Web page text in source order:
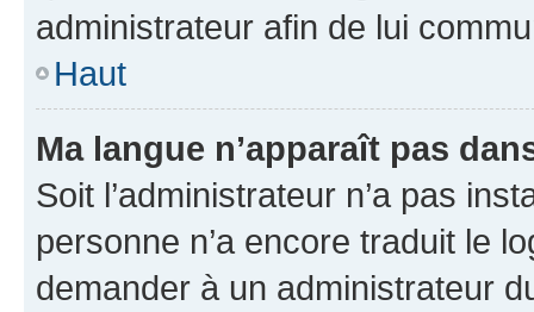
administrateur afin de lui
Haut
Ma langue n’apparaît pas
Soit l’administrateur n’a pas
personne n’a encore traduit le
demander à un administrateur